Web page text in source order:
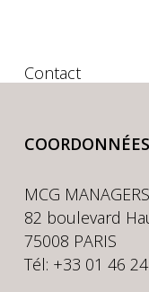
Contact
COORDONNÉES
MCG
82 boulevard
75008 PARIS
Tél: +33 01 46